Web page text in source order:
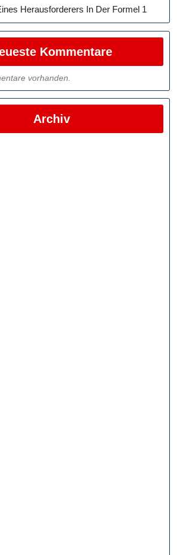
Herausforderers In Der Formel 1
Kommentare
vorhanden.
Archiv